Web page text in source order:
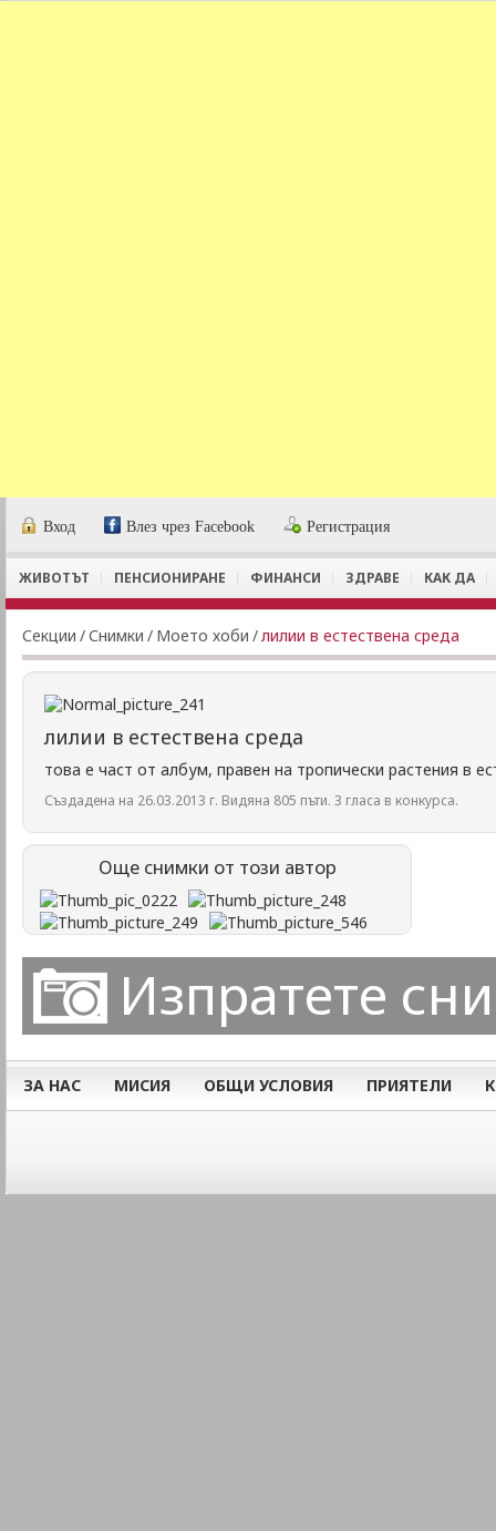
Вход Влез чрез Facebook Регистрация
ЖИВОТЪТ ПЕНСИОНИРАНЕ ФИНАНСИ ЗДРАВЕ КАК ДА
Секции /Снимки / Моето хоби /лилии в естествена среда
лилии в естествена среда
това е част от албум, правен на тропически растения в
Създадена на 26.03.2013 г. Видяна 805 пъти. 3 гласа в конкурса.
Още снимки от този автор
Изпратете
ЗА НАС МИСИЯ ОБЩИ УСЛОВИЯ ПРИЯТЕЛИ